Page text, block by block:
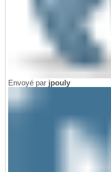
Envoyé par jpouly